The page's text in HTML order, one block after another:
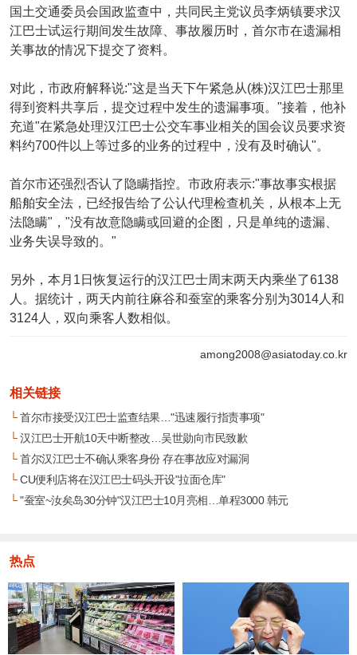
国土交通委员会国政监查中，共同民主党议员李炳镇要求汉
江巴士试运行期间发生故障、事故履历时，首尔市在遗漏相
关事故的情况下提交了资料。
对此，市政府解释说:"这是当天下午紧急从(株)汉江巴士那里
得到资料共享后，提交过程中发生的遗漏事项。"接着，他补
充道"在紧急处理汉江巴士公交车事业相关的国会议员要求资
料约700件以上等过多的业务的过程中，没有及时确认"。
首尔市还强烈否认了隐瞒指控。市政府表示:"事故事实根据
船舶安全法，已经报告给了公认代理检查机关，从根本上无
法隐瞒"，"没有故意隐瞒或回避的企图，只是单纯的遗漏、
业务失误导致的。"
另外，本月1日恢复运行的汉江巴士周末两天内乘坐了6138
人。据统计，两天内前往麻谷和蚕室的乘客分别为3014人和
3124人，双向乘客人数相似。
among2008@asiatoday.co.kr
相关链接
└首尔市接受汉江巴士监查结果…"迅速履行指责事项"
└汉江巴士开航10天中断整改…吴世勋向市民致歉
└首尔汉江巴士不确认乘客身份 存在事故应对漏洞
└CU便利店将在汉江巴士码头开设"拉面仓库"
└"蚕室~汝矣岛30分钟"汉江巴士10月亮相…单程3000 韩元
热点